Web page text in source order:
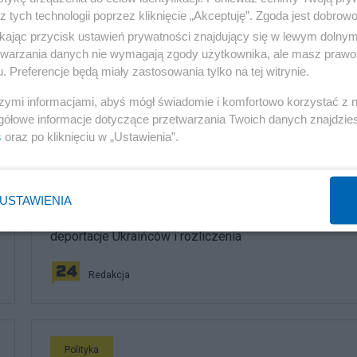
komentarze. IJ
25 Obserwuj notkę
deportacje Ukraińców i rozliczenia
Redakcja
Polityka
tych technologii poprzez kliknięcie „Akceptuję”. Zgoda jest
przycisk ustawień prywatności znajdujący się w lewym
danych nie wymagają zgody użytkownika, ale masz
Preferencje będą miały zastosowania tylko na tej witrynie.
informacjami, abyś mógł świadomie i komfortowo korzystać z
informacje dotyczące przetwarzania Twoich danych
oraz po kliknięciu w „Ustawienia”.
USTAWIENIA